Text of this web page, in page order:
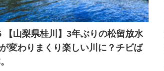
【山梨県桂川】3年ぶりの松留放水
変わりまくり楽しい川に？チビば